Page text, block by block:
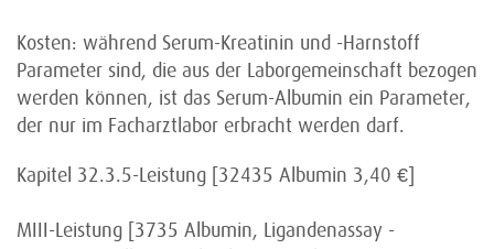
Kosten: während Serum-Kreatinin und -Harnstoff
Parameter sind, die aus der Laborgemeinschaft bezogen
werden können, ist das Serum-Albumin ein Parameter,
der nur im Facharztlabor erbracht werden darf.
Kapitel 32.3.5-Leistung [32435 Albumin 3,40 €]
MIII-Leistung [3735 Albumin, Ligandenassay -